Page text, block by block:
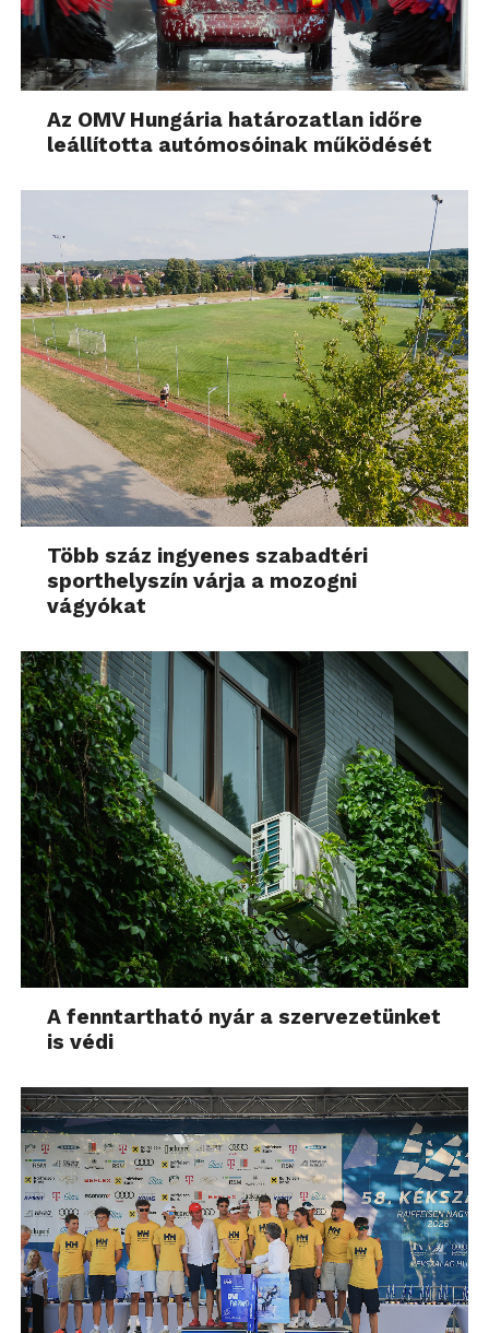
Az OMV Hungária határozatlan időre
leállította autómosóinak működését
Több száz ingyenes szabadtéri
sporthelyszín várja a mozogni
vágyókat
A fenntartható nyár a szervezetünket
is védi